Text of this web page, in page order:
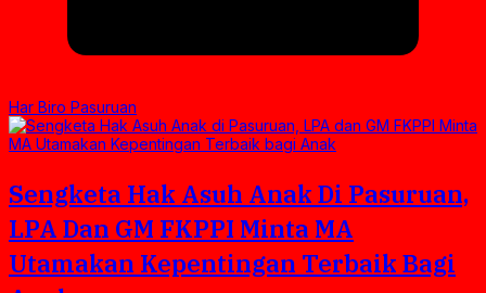
Har Biro Pasuruan
Sengketa Hak Asuh Anak Di Pasuruan,
LPA Dan GM FKPPI Minta MA
Utamakan Kepentingan Terbaik Bagi